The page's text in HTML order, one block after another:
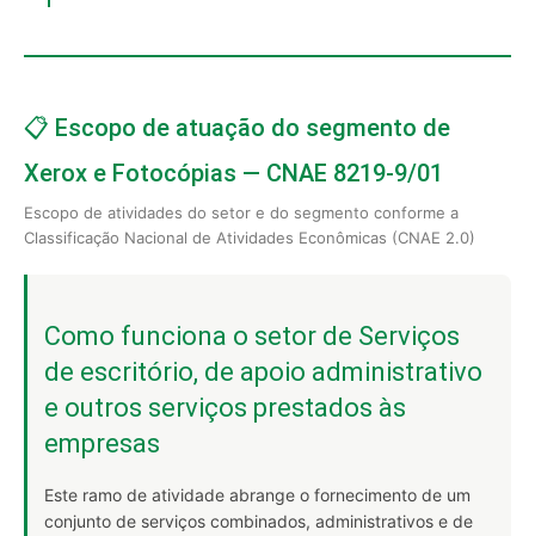
📋 Escopo de atuação do segmento de
Xerox e Fotocópias — CNAE 8219-9/01
Escopo de atividades do setor e do segmento conforme a
Classificação Nacional de Atividades Econômicas (CNAE 2.0)
Como funciona o setor de Serviços
de escritório, de apoio administrativo
e outros serviços prestados às
empresas
Este ramo de atividade abrange o fornecimento de um
conjunto de serviços combinados, administrativos e de